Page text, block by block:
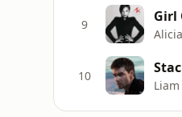
9 Girl
10